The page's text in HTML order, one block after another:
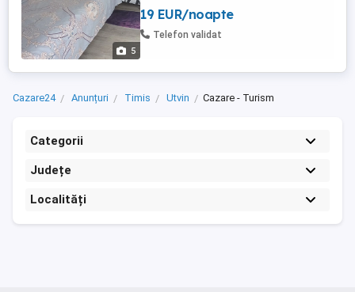
5
19 EUR/noapte
Telefon validat
Cazare24 Anunțuri Timis Utvin Cazare - Turism
Categorii
Județe
Localități